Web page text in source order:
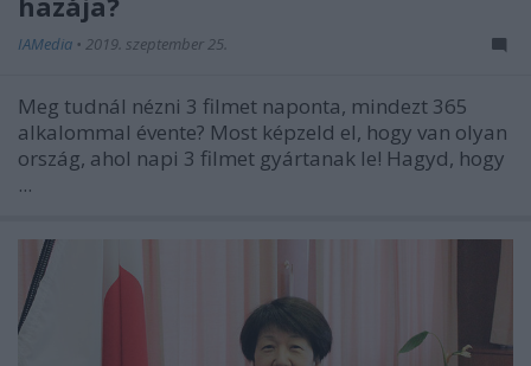
IAMedia • 2019. szeptember 25.
Meg tudnál nézni 3 filmet naponta, mindezt 365
alkalommal évente? Most képzeld el, hogy van olyan
ország, ahol napi 3 filmet gyártanak le! Hagyd, hogy
...